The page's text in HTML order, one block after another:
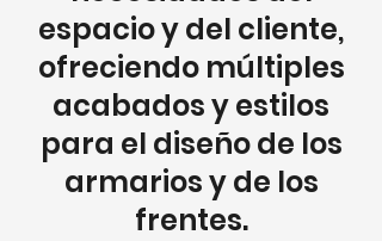
espacio y del cliente,
ofreciendo múltiples
acabados y estilos
para el diseño de los
armarios y de los
frentes.